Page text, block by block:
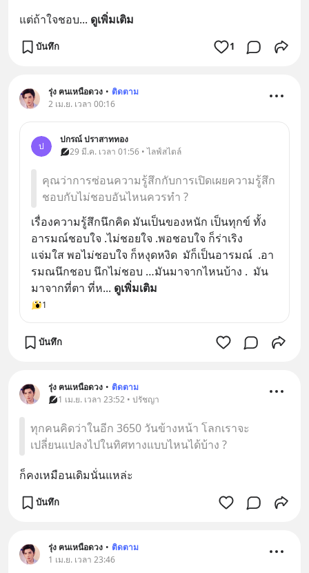
แต่ถ้าใจชอบ... ดูเพิ่มเติม
บันทึก 1
รุ่ง ฅนเหนือดวง • ติดตาม
2 เม.ย. เวลา 00:16
ป
ปกรณ์ ปราสาททอง
29 มี.ค. เวลา 01:56 • ไลฟ์สไตล์
คุณว่าการซ่อนความรู้สึกกับการเปิดเผยความรู้สึก
ชอบกับไม่ชอบอันไหนควรทำ ?
เรื่องความรู้สึกนึกคิด มันเป็นของหนัก เป็นทุกข์ ทั้ง
อารมณ์ชอบใจ .ไม่ชอยใจ .พอชอบใจ ก็ร่าเริง
แจ่มใส พอไม่ชอบใจ ก็หงุดหงิด  มัก็เป็นอารมณ์  .อา
รมณนึกชอบ นึกไม่ชอบ …มันมาจากไหนบ้าง .  มัน
มาจากที่ตา ที่ห... ดูเพิ่มเติม
1
บันทึก
รุ่ง ฅนเหนือดวง • ติดตาม
1 เม.ย. เวลา 23:52 • ปรัชญา
ทุกคนคิดว่าในอีก 3650 วันข้างหน้า โลกเราจะ
เปลี่ยนแปลงไปในทิศทางแบบไหนได้บ้าง ?
ก็คงเหมือนเดิมนั่นแหล่ะ
บันทึก
รุ่ง ฅนเหนือดวง • ติดตาม
1 เม.ย. เวลา 23:46